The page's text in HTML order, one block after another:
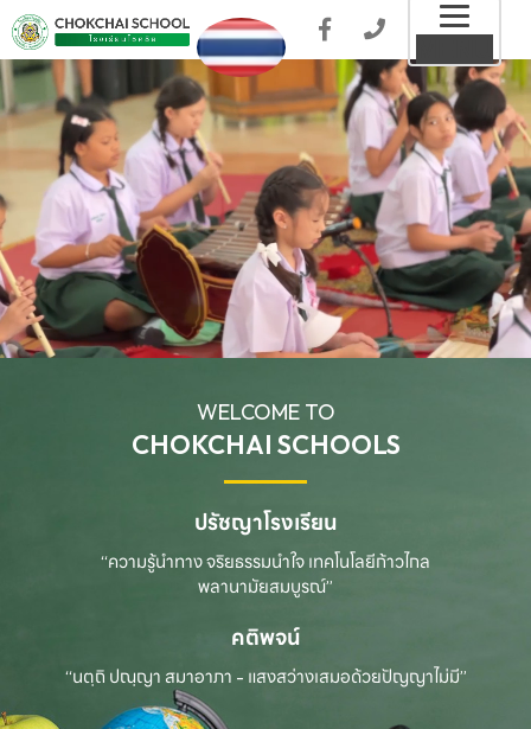
WELCOME TO
CHOKCHAI SCHOOLS
ปรัชญาโรงเรียน
“ความรู้นำทาง จริยธรรมนำใจ เทคโนโลยีก้าวไกล
พลานามัยสมบูรณ์”
คติพจน์
“นตฺถิ ปณฺญา สมาอาภา - แสงสว่างเสมอด้วยปัญญาไม่มี”